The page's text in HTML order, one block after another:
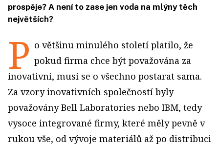
prospěje? A není to zase jen voda na mlýny těch
největších?
P o většinu minulého století platilo, že
pokud firma chce být považována za
inovativní, musí se o všechno postarat sama.
Za vzory inovativních společností byly
považovány Bell Laboratories nebo IBM, tedy
vysoce integrované firmy, které měly pevně v
rukou vše, od vývoje materiálů až po distribuci